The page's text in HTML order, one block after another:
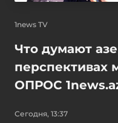
1news TV
Что думают
перспективах
ОПРОС
Сегодня, 13:37